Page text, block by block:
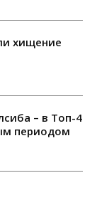
хищение
– в Топ-4
периодом